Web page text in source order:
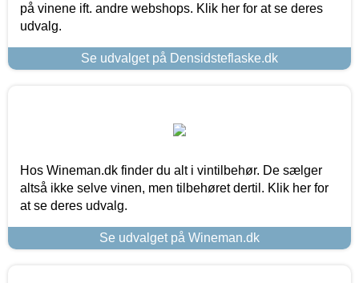
på vinene ift. andre webshops. Klik her for at se deres
udvalg.
Se udvalget på Densidsteflaske.dk
Hos Wineman.dk finder du alt i vintilbehør. De sælger
altså ikke selve vinen, men tilbehøret dertil. Klik her for
at se deres udvalg.
Se udvalget på Wineman.dk